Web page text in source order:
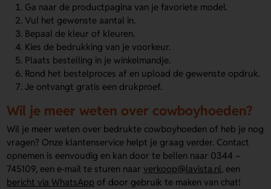
Ga naar de productpagina van je favoriete model.
Vul het gewenste aantal in.
Bepaal de kleur of kleuren.
Kies de bedrukking van je voorkeur.
Plaats bestelling in je winkelmandje.
Rond het bestelproces af en upload de gewenste opdruk.
Je ontvangt gratis een drukproef.
Wil je meer weten over cowboyhoeden?
Wil je meer weten over bedrukte cowboyhoeden of heb je nog
vragen? Onze klantenservice helpt je graag verder. Contact
opnemen is eenvoudig en kan door te bellen naar 0344 –
745109, een e-mail te sturen naar verkoop@lavista.nl, een
bericht via WhatsApp of door gebruik te maken van chat!